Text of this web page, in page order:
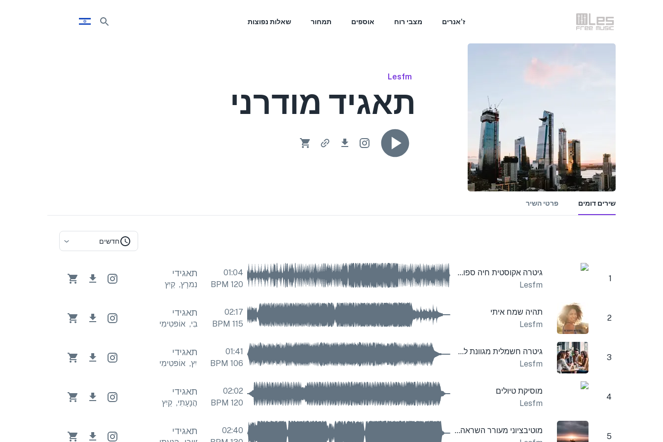
ז'אנרים מצבי רוח אוספים תמחור שאלות נפוצות
Lesfm
תאגיד מודרני
שירים דומים פרטי השיר
חדשים
1
גיטרה אקוסטית חיה ספורטיבית
Lesfm
01:04
120
BPM
תאגידי
נִמרָץ, קַיִץ
2
תהיה שמח איתי
Lesfm
02:17
115
BPM
תאגידי
חִיוּבִי, אוֹפּטִימִי חִיוּבִי אוֹפּטִימִי חִיוּבִי, אוֹפּטִימִי
3
גיטרה חשמלית מגוונת לחברות
Lesfm
01:41
106
BPM
תאגידי
קַיִץ, אוֹפּטִימִי קַיִץ, אוֹפּטִימִי קַיִץ, אוֹפּטִימִי
4
מוסיקת טיולים
Lesfm
02:02
120
BPM
תאגידי
הֲנָעָתִי, קַיִץ
5
מוטיבציוני מעורר השראה מרומם תאגיד
02:40
תאגידי